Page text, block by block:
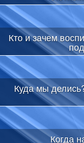
Кто и зачем
Куда мы
Когда